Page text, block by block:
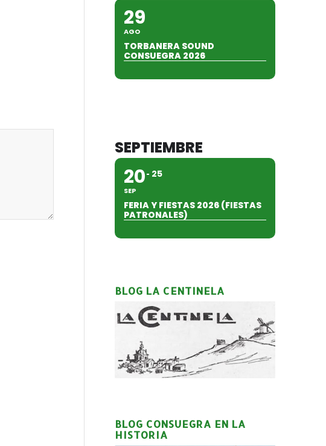
29
AGO
TORBANERA SOUND
CONSUEGRA 2026
SEPTIEMBRE
20
SEP
25
FERIA Y FIESTAS 2026 (FIESTAS
PATRONALES)
BLOG LA CENTINELA
BLOG CONSUEGRA EN LA
HISTORIA